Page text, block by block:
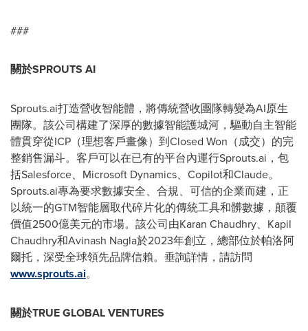
###
關於SPROUTS AI
Sprouts.ai打造營收智能體，將傳統營收團隊轉變為AI原生
團隊。該公司構建了深厚的數據智能護城河，驅動自主智能
體貫穿從ICP（理想客戶畫像）到Closed Won（成交）的完
整銷售漏斗。客戶可以在已有的平台內運行Sprouts.ai，包
括Salesforce、Microsoft Dynamics、Copilot和Claude。
Sprouts.ai專為要求數據安全、合規、可信的企業而建，正
以統一的GTM智能層取代碎片化的傳統工具和髒數據，顛覆
價值2500億美元的市場。該公司由Karan Chaudhry、Kapil
Chaudhry和Avinash Nagla於2023年創立，總部位於帕洛阿
爾托，深受全球領先品牌信賴。垂詢詳情，請訪問
www.sprouts.ai。
關於TRUE GLOBAL VENTURES